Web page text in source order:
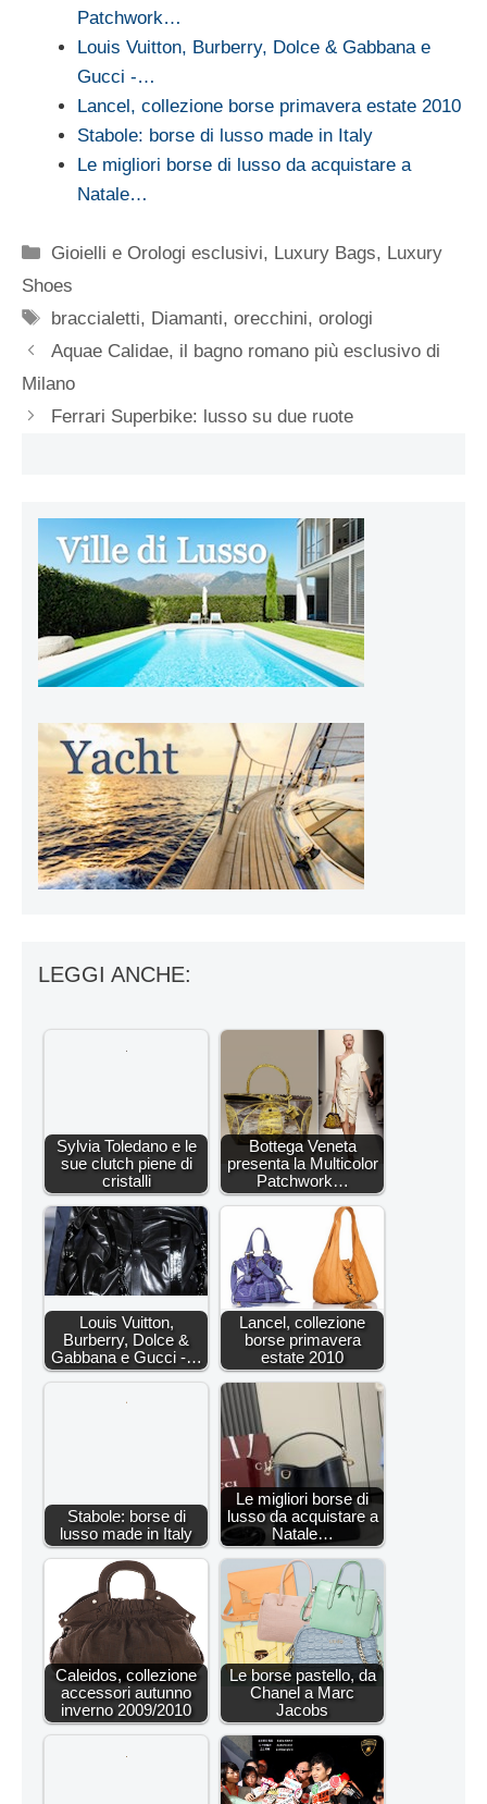
Patchwork…
Louis Vuitton, Burberry, Dolce & Gabbana e
Gucci -…
Lancel, collezione borse primavera estate 2010
Stabole: borse di lusso made in Italy
Le migliori borse di lusso da acquistare a
Natale…
Categorie
Gioielli e Orologi esclusivi, Luxury Bags, Luxury
Shoes
Tag
braccialetti, Diamanti,orecchini,orologi
Aquae Calidae, il bagno romano più esclusivo di
Milano
Ferrari Superbike: lusso su due ruote
LEGGI ANCHE:
Sylvia Toledano e le
sue clutch piene di
cristalli
Bottega Veneta
presenta la Multicolor
Patchwork…
Louis Vuitton,
Burberry, Dolce &
Gabbana e Gucci -…
Lancel, collezione
borse primavera
estate 2010
Stabole: borse di
lusso made in Italy
Le migliori borse di
lusso da acquistare a
Natale…
Caleidos, collezione
accessori autunno
inverno 2009/2010
Le borse pastello, da
Chanel a Marc
Jacobs